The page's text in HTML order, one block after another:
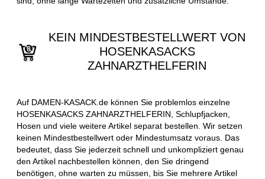
KEIN MINDESTBESTELLWERT VON
HOSENKASACKS
ZAHNARZTHELFERIN
Auf DAMEN-KASACK.de können Sie problemlos einzelne
HOSENKASACKS ZAHNARZTHELFERIN, Schlupfjacken,
Hosen und viele weitere Artikel separat bestellen. Wir setzen
keinen Mindestbestellwert oder Mindestumsatz voraus. Das
bedeutet, dass Sie jederzeit schnell und unkompliziert genau
den Artikel nachbestellen können, den Sie dringend
benötigen, ohne warten zu müssen, bis Sie mehrere Artikel